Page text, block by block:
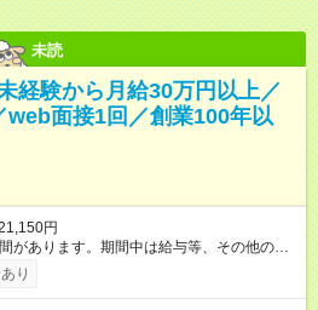
未読
経験から月給30万円以上／
web面接1回／創業100年以
円
があります。期間中は給与等、その他の待
固定残業代
200円）を含んでいます。超過分には別途、
り